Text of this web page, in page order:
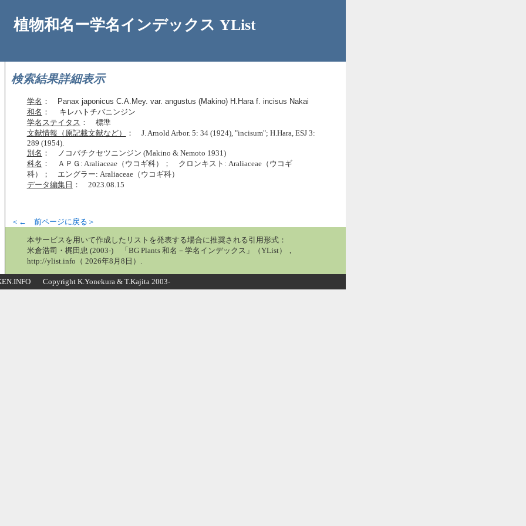
植物和名ー学名インデックス YList
検索結果詳細表示
学名 ：
Panax japonicus C.A.Mey. var. angustus (Makino) H.Hara f. incisus Nakai
和名 ： キレハトチバニンジン
学名ステイタス ： 標準
文献情報（原記載文献など）
： J. Arnold Arbor. 5: 34 (1924), "incisum"; H.Hara, ESJ 3:
289 (1954).
別名 ： ノコバチクセツニンジン (Makino & Nemoto 1931)
科名 ： ＡＰＧ: Araliaceae（ウコギ科）； クロンキスト: Araliaceae（ウコギ
科）； エングラー: Araliaceae（ウコギ科）
データ編集日 ： 2023.08.15
＜← 前ページに戻る＞
本サービスを用いて作成したリストを発表する場合に推奨される引用形式：
米倉浩司・梶田忠 (2003-) 「BG Plants 和名－学名インデックス」（YList），
http://ylist.info（ 2026年8月8日）.
Copyright K.Yonekura & T.Kajita 2003-